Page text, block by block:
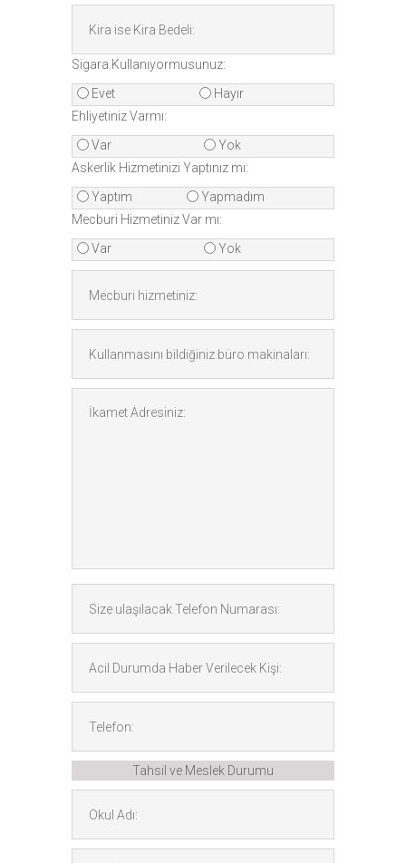
Sigara Kullanıyormusunuz:
Evet
Hayır
Ehliyetiniz Varmı:
Var
Yok
Askerlik Hizmetinizi Yaptınız mı:
Yaptım
Yapmadım
Mecburi Hizmetiniz Var mı:
Var
Yok
Tahsil ve Meslek Durumu